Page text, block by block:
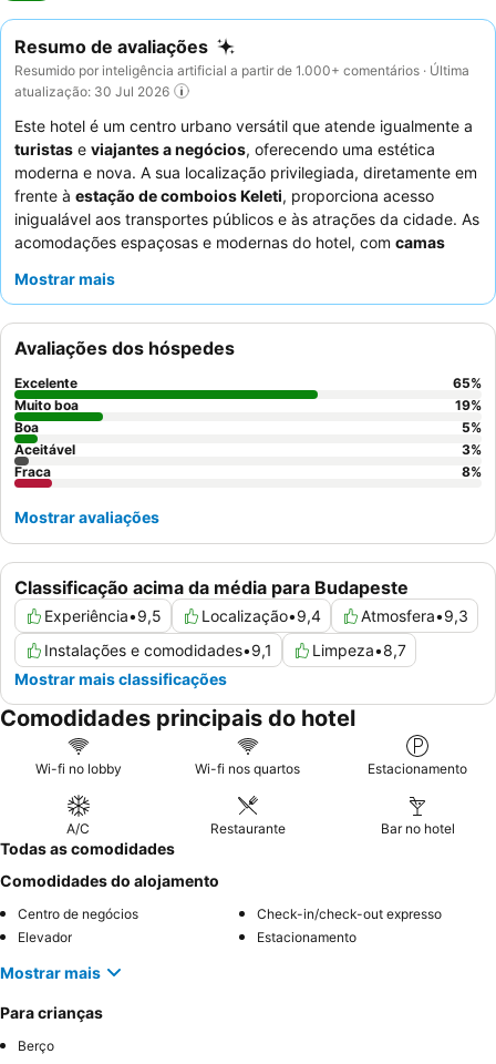
Resumo de avaliações
Resumido por inteligência artificial a partir de 1.000+ comentários · Última
atualização: 30 Jul 2026
Este hotel é um centro urbano versátil que atende igualmente a
turistas e viajantes a negócios, oferecendo uma estética
moderna e nova. A sua localização privilegiada, diretamente em
frente à estação de comboios Keleti, proporciona acesso
inigualável aos transportes públicos e às atrações da cidade. As
acomodações espaçosas e modernas do hotel, com camas
tranquila para todos os hóspedes. Os hóspedes elogiam
pequeno-almoço
recebe altas classificações pela sua seleção
ampla e variada. Para quem viaja com veículos elétricos, a
conveniência da
com estações de carregamento de veículos elétricos
é uma
vantagem significativa.
Mostrar mais
Classificação acima da média para Budapeste
Experiência•9,5 Localização•9,4 Atmosfera•9,3
Instalações e comodidades•9,1 Limpeza•8,7
Mostrar mais classificações
Avaliações dos hóspedes
Excelente 65%
Muito boa
19%
Boa
5%
Aceitável
3%
Fraca
8%
Mostrar avaliações
Comodidades principais do hotel
Wi-fi no lobby Wi-fi nos quartos Estacionamento
A/C Restaurante Bar no hotel
Todas as comodidades
Comodidades do alojamento
Centro de negócios
Check-in/check-out expresso
Elevador
Estacionamento
Mostrar mais
Para crianças
Berço